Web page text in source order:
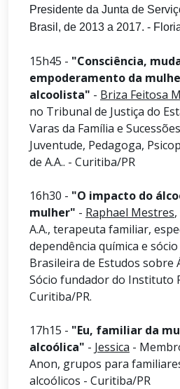
Presidente da Junta de
Brasil, de 2013 a 2017. -
15h45 - "Consciência,
empoderamento da
alcoolista" - Briza Feitosa
no Tribunal de Justiça do
Varas da Família e
Juventude, Pedagoga,
de A.A.. - Curitiba/PR
16h30 - "O impacto do
mulher" - Raphael Mestres
A.A., terapeuta familiar,
dependência química e sócio
Brasileira de Estudos sobre
Sócio fundador do Instituto
Curitiba/PR.
17h15 - "Eu, familiar da
alcoólica" - Jessica -
Anon, grupos para
alcoólicos - Curitiba/PR